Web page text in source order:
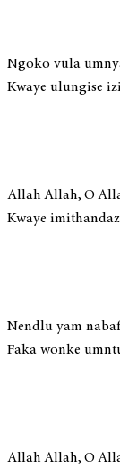
Ngoko vula
Kwaye ulungise
Allah Allah, O
Kwaye
Nendlu yam
Faka wonke
Allah Allah, O